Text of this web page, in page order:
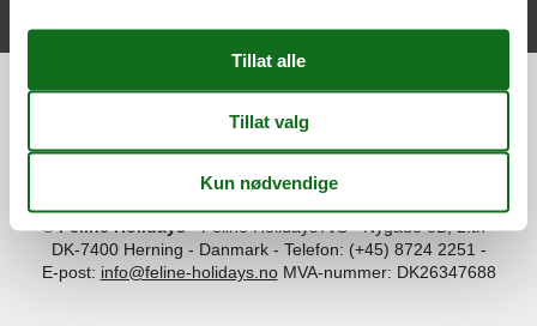
Vis liste
Information
Persondatapolitik
Cookies
Om os
©Feline Holidays-Feline Holidays A/S-Nygade 8B, 2.th -
DK-7400 Herning - Danmark - Telefon: (+45) 8724 2251 -
E-post: info@feline-holidays.no MVA-nummer: DK26347688